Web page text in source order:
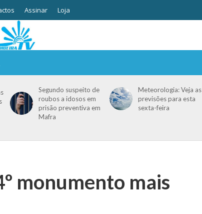
Assinar Loja
Segundo suspeito de
roubos a idosos em
prisão preventiva em
Mafra
Meteorologia: Veja as
previsões para esta
sexta-feira
monumento mais